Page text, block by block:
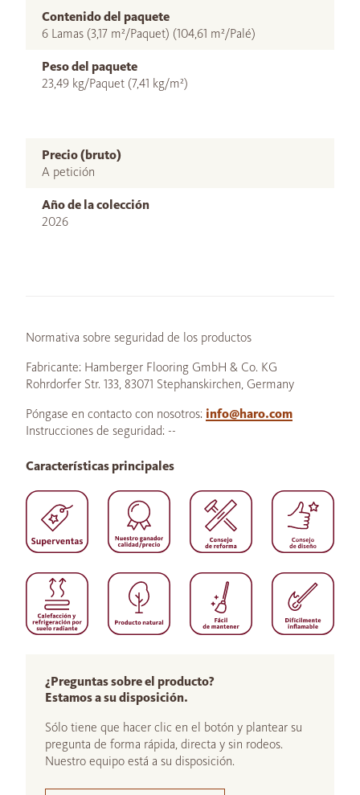
Contenido del paquete
6 Lamas (3,17 m²/Paquet) (104,61 m²/Palé)
Peso del paquete
23,49 kg/Paquet (7,41 kg/m²)
Precio (bruto)
A petición
Año de la colección
2026
Normativa sobre seguridad de los productos
Fabricante: Hamberger Flooring GmbH & Co. KG
Rohrdorfer Str. 133, 83071 Stephanskirchen, Germany
Póngase en contacto con nosotros: info@haro.com
Instrucciones de seguridad: --
¿Preguntas sobre el producto?
Estamos a su disposición.
Sólo tiene que hacer clic en el botón y plantear su
pregunta de forma rápida, directa y sin rodeos.
Nuestro equipo está a su disposición.
Características principales